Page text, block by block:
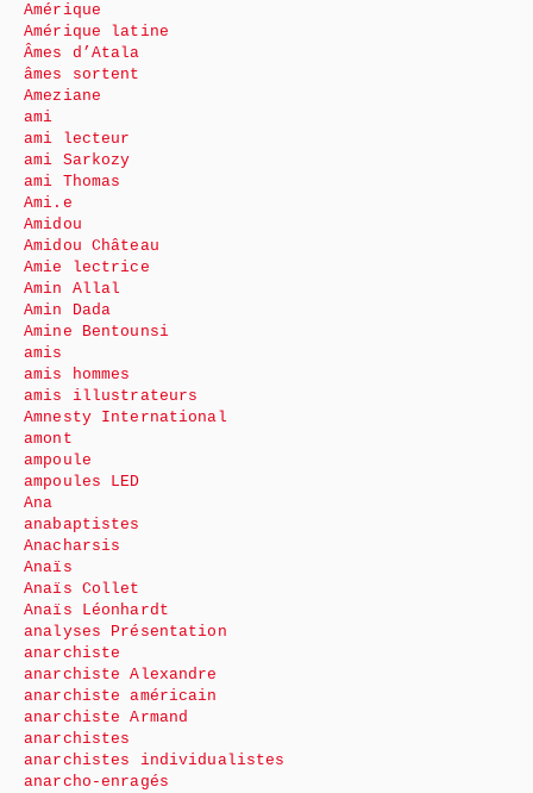
Amérique
Amérique latine
Âmes d’Atala
âmes sortent
Ameziane
ami
ami lecteur
ami Sarkozy
ami Thomas
Ami.e
Amidou
Amidou Château
Amie lectrice
Amin Allal
Amin Dada
Amine Bentounsi
amis
amis hommes
amis illustrateurs
Amnesty International
amont
ampoule
ampoules LED
Ana
anabaptistes
Anacharsis
Anaïs
Anaïs Collet
Anaïs Léonhardt
analyses Présentation
anarchiste
anarchiste Alexandre
anarchiste américain
anarchiste Armand
anarchistes
anarchistes individualistes
anarcho-enragés